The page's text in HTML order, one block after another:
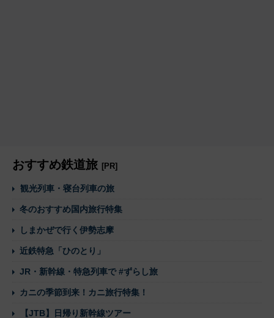
おすすめ鉄道旅 [PR]
観光列車・寝台列車の旅
冬のおすすめ国内旅行特集
しまかぜで行く伊勢志摩
近鉄特急「ひのとり」
JR・新幹線・特急列車で #ずらし旅
カニの季節到来！カニ旅行特集！
【JTB】日帰り新幹線ツアー